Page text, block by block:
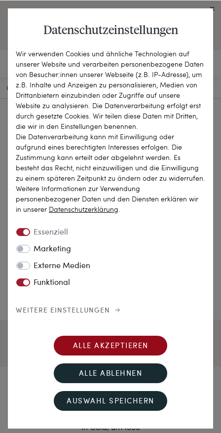
OPEN ENGLISH WEBSITE
HOME SCHMUCKSTÜCKE BROSCHEN & NADELN 23-1916
Aus Liebe zum Ornament
in Gold, um 1885
Datenschutzeinstellungen
Wir verwenden Cookies und ähnliche Technologien auf
unserer Website und verarbeiten personenbezogene Daten
von Besucher:innen unserer Webseite (z.B. IP-Adresse), um
z.B. Inhalte und Anzeigen zu personalisieren, Medien von
Drittanbietern einzubinden oder Zugriffe auf unsere
Website zu analysieren. Die Datenverarbeitung erfolgt erst
durch gesetzte Cookies. Wir teilen diese Daten mit Dritten,
die wir in den Einstellungen benennen.
Die Datenverarbeitung kann mit Einwilligung oder
aufgrund eines berechtigten Interesses erfolgen. Die
Zustimmung kann erteilt oder abgelehnt werden. Es
besteht das Recht, nicht einzuwilligen und die Einwilligung
zu einem späteren Zeitpunkt zu ändern oder zu widerrufen.
Weitere Informationen zur Verwendung
personenbezogener Daten und den Diensten erklären wir
in unserer Daten­schutz­erklärung.
Essenziell
Marketing
Externe Medien
Funktional
WEITERE EINSTELLUNGEN
ALLE AKZEPTIEREN
ALLE ABLEHNEN
AUSWAHL SPEICHERN